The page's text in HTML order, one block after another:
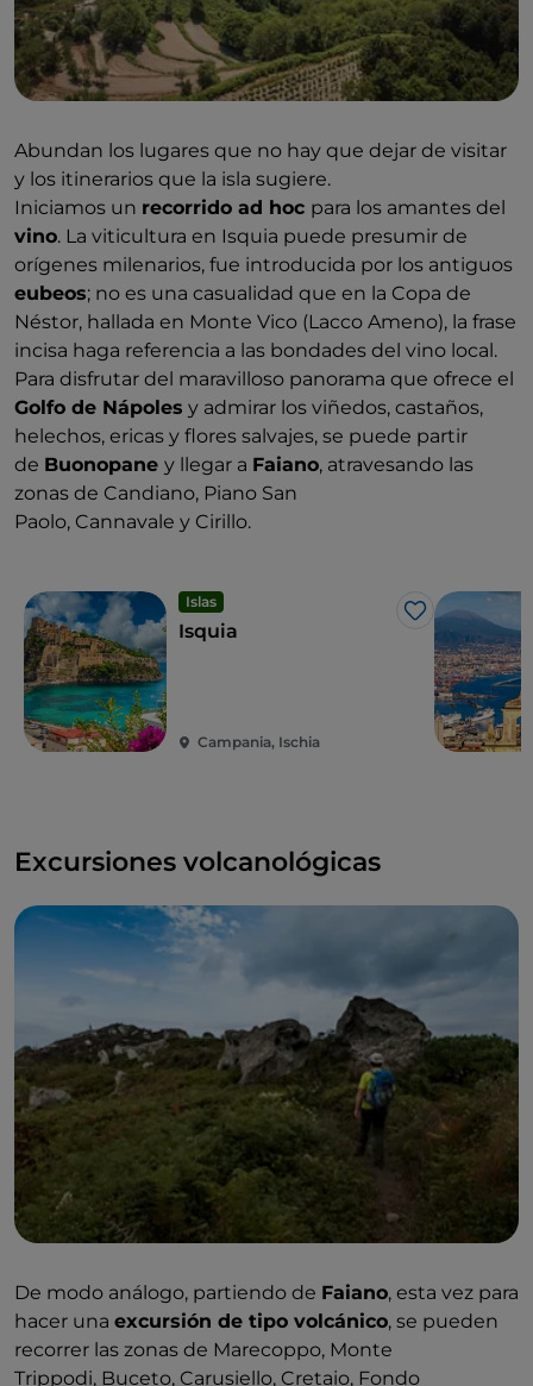
Abundan los lugares que no hay que dejar de visitar
y los itinerarios que la isla sugiere.
Iniciamos un recorrido ad hoc para los amantes del
vino. La viticultura en Isquia puede presumir de
orígenes milenarios, fue introducida por los antiguos
eubeos; no es una casualidad que en la Copa de
Néstor, hallada en Monte Vico (Lacco Ameno), la frase
incisa haga referencia a las bondades del vino local.
Para disfrutar del maravilloso panorama que ofrece el
Golfo de Nápoles y admirar los viñedos, castaños,
helechos, ericas y flores salvajes, se puede partir
de Buonopane y llegar a Faiano, atravesando las
zonas de Candiano, Piano San
Paolo, Cannavale y Cirillo.
Islas
Me gusta
Isquia
Campania, Ischia
Excursiones volcanológicas
De modo análogo, partiendo de Faiano, esta vez para
hacer una excursión de tipo volcánico, se pueden
recorrer las zonas de Marecoppo, Monte
Trippodi, Buceto, Carusiello, Cretaio, Fondo